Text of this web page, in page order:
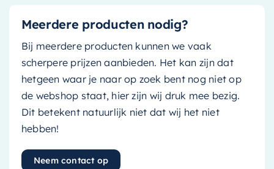
Meerdere producten nodig?
Bij meerdere producten kunnen we vaak
scherpere prijzen aanbieden. Het kan zijn dat
hetgeen waar je naar op zoek bent nog niet op
de webshop staat, hier zijn wij druk mee bezig.
Dit betekent natuurlijk niet dat wij het niet
hebben!
Neem contact op